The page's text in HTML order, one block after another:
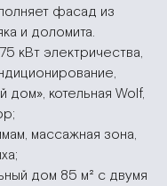
фасад из
и доломита.
кВт электричества,
дом», котельная Wolf,
массажная зона,
дом 85 м² с двумя